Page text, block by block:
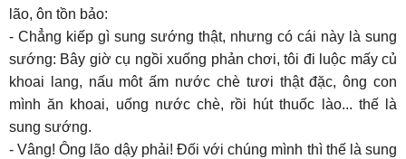
lão, ôn tồn bảo:
- Chẳng kiếp gì sung sướng thật, nhưng có cái này là sung
sướng: Bây giờ cụ ngồi xuống phản chơi, tôi đi luộc mấy củ
khoai lang, nấu môt ấm nước chè tươi thật đặc, ông con
mình ăn khoai, uống nước chè, rồi hút thuốc lào... thế là
sung sướng.
- Vâng! Ông lão dậy phải! Đối với chúng mình thì thế là sung